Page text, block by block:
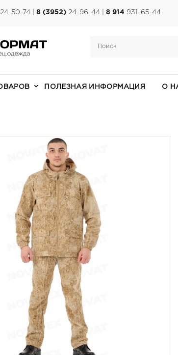
24-50-74 | 8 (3952) 24-96-44 | 8 914 931-65-44
ПОЛЕЗНАЯ ИНФОРМАЦИЯ О